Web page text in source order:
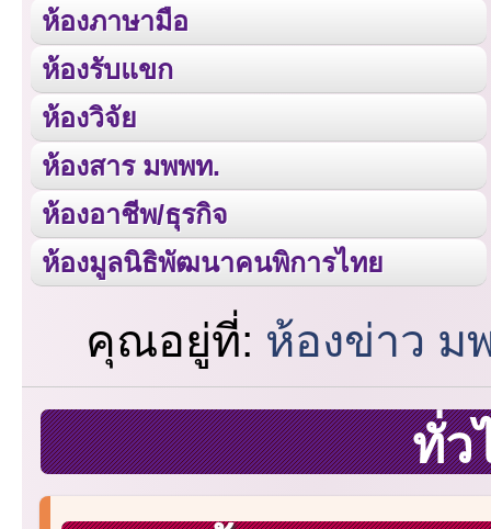
ห้องภาษามือ
ห้องรับแขก
ห้องวิจัย
ห้องสาร มพพท.
ห้องอาชีพ/ธุรกิจ
ห้องมูลนิธิพัฒนาคนพิการไทย
คุณอยู่ที่: ห้องข่าว
ทั่ว